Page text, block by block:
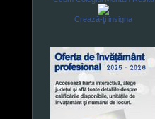
Crează-ţi insigna